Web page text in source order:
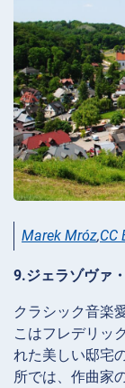
Marek Mróz,CC
9.ジェラゾヴァ
クラシック音楽
こはフレデリッ
れた美しい邸宅
所では、作曲家